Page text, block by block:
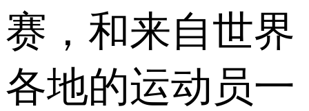
赛，和来自世界
各地的运动员一